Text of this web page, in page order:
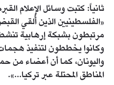
ثانياً: كتبت وسائل الإعلام
«الفلسطينيين الذين أُلقي
مرتبطون بشبكة إرهابية
وكانوا يخططون لتنفيذ
واليونان، كما أن أعضاء من
المناطق المحتلة عبر تركيا...».